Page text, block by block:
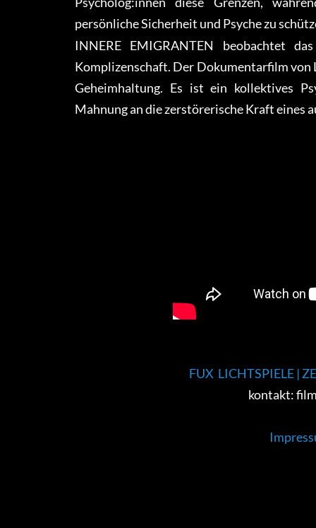
persönliche Sicherheit und Psyche zu
INNERE EMIGRANTEN beobachtet
Komplizenschaft. Der Dokumentarfilm von
Geheimhaltung. Es ist ein kollektives
Mahnung an die zerstörerische Kraft eines
FUX LICHTSPIELE |
kontakt: